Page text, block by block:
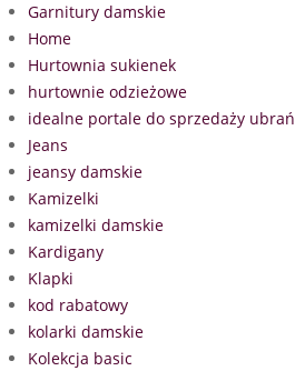
Garnitury damskie
Home
Hurtownia sukienek
hurtownie odzieżowe
idealne portale do sprzedaży ubrań
Jeans
jeansy damskie
Kamizelki
kamizelki damskie
Kardigany
Klapki
kod rabatowy
kolarki damskie
Kolekcja basic